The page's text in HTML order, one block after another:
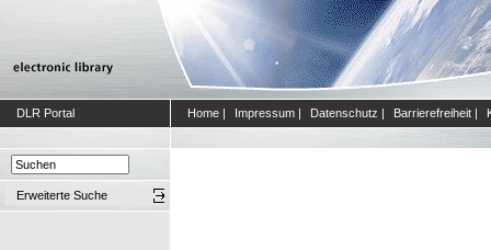
DLR Portal Home | Impressum | Datenschutz | Barrierefreiheit |
Erweiterte Suche